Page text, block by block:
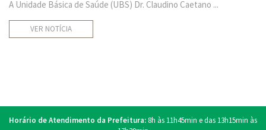
A Unidade Básica de Saúde (UBS) Dr. Claudino Caetano ...
VER NOTÍCIA
Horário de Atendimento da Prefeitura:8h às 11h45min e das 13h15min às